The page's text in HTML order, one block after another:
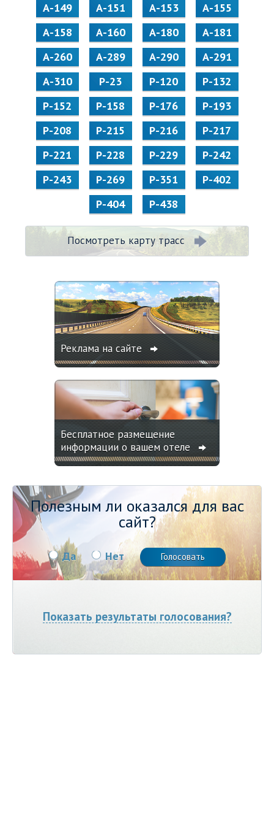
А-149
А-151 А-153
А-155
А-158
А-160 А-180
А-181
А-260
А-289 А-290
А-291
А-310
Р-23 Р-120
Р-132
Р-152
Р-158 Р-176
Р-193
Р-208
Р-215 Р-216
Р-217
Р-221
Р-228 Р-229
Р-242
Р-243
Р-269 Р-351
Р-402
Р-404
Р-438
Посмотреть карту трасс
Реклама на сайте
Бесплатное размещение
информации о вашем отеле
Полезным ли оказался для вас
сайт?
Да Нет
Показать результаты голосования?